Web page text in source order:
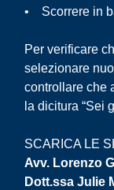
• Scorrere in
Per verificare
selezionare
controllare che
la dicitura “Sei
SCARICA LE
Avv. Lorenzo
Dott.ssa Julie